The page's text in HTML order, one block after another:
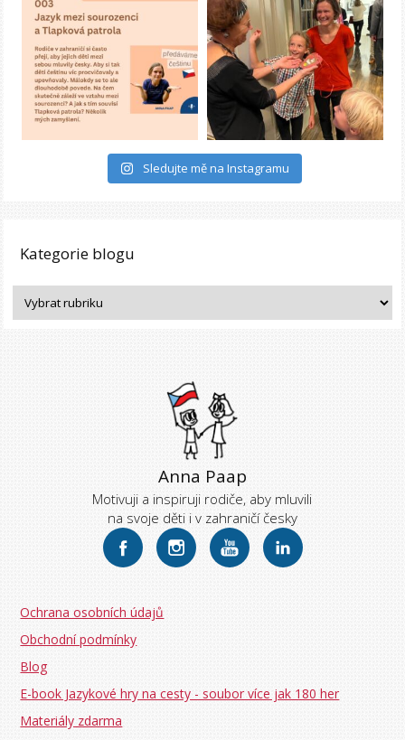
Sledujte mě na Instagramu
Kategorie blogu
Anna Paap
Motivuji a inspiruji rodiče, aby mluvili
na svoje děti i v zahraničí česky
Ochrana osobních údajů
Obchodní podmínky
Blog
E-book Jazykové hry na cesty - soubor více jak 180 her
Materiály zdarma